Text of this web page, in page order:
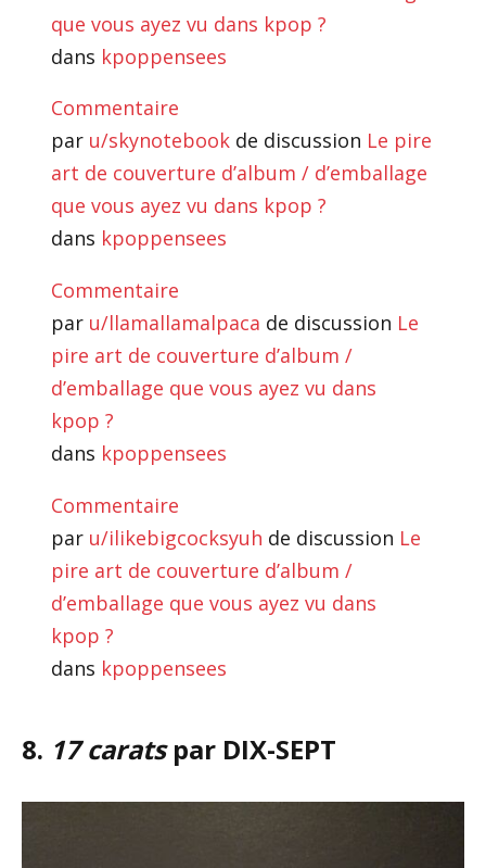
que vous ayez vu dans kpop ?
dans kpoppensees
Commentaire
par u/skynotebookde discussion Le pire
art de couverture d’album / d’emballage
que vous ayez vu dans kpop ?
dans kpoppensees
Commentaire
par u/llamallamalpaca de discussion Le
pire art de couverture d’album /
d’emballage que vous ayez vu dans
kpop ?
dans kpoppensees
Commentaire
par u/ilikebigcocksyuh de discussion Le
pire art de couverture d’album /
d’emballage que vous ayez vu dans
kpop ?
dans kpoppensees
8. 17 caratspar DIX-SEPT